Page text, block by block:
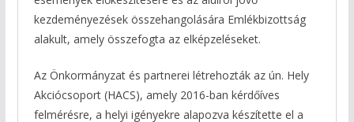
kezdeményezések összehangolására Emlékbizottság
alakult, amely összefogta az elképzeléseket.
Az Önkormányzat és partnerei létrehozták az ún. Hely
Akciócsoport (HACS), amely 2016-ban kérdőíves
felmérésre, a helyi igényekre alapozva készítette el a